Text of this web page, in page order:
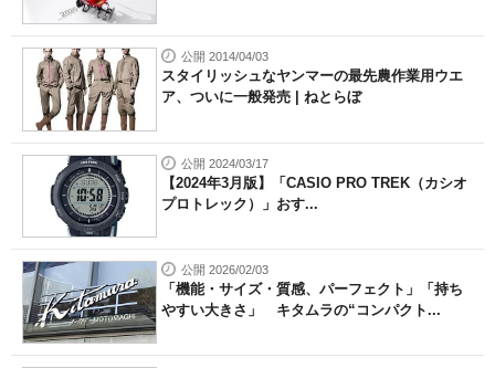
公開 2014/04/03
スタイリッシュなヤンマーの最先農作業用ウエ
ア、ついに一般発売 | ねとらぼ
公開 2024/03/17
【2024年3月版】「CASIO PRO TREK（カシオ
プロトレック）」おす...
公開 2026/02/03
「機能・サイズ・質感、パーフェクト」「持ち
やすい大きさ」 キタムラの“コンパクト...